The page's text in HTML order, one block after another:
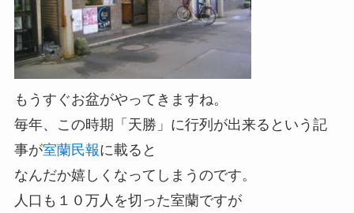
もうすぐお盆がやってきますね。
毎年、この時期「天勝」に行列が出来るという記
事が室蘭民報に載ると
なんだか嬉しくなってしまうのです。
人口も１０万人を切った室蘭ですが